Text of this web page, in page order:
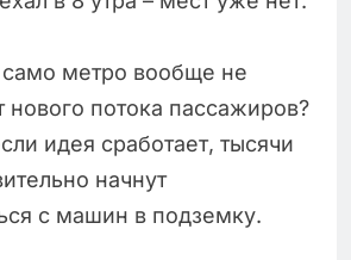
само метро вообще не
нового потока пассажиров?
идея сработает, тысячи
начнут
с машин в подземку.